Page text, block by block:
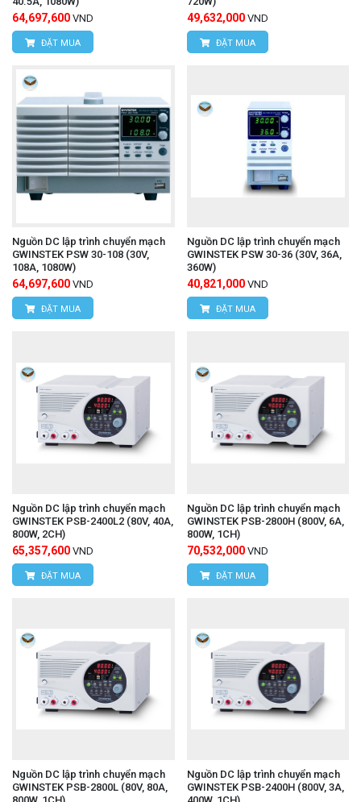
64,697,600 VND
ĐẶT MUA
49,632,000 VND
ĐẶT MUA
Nguồn DC lập trình chuyển mạch
GWINSTEK PSW 30-108 (30V,
108A, 1080W)
64,697,600 VND
ĐẶT MUA
Nguồn DC lập trình chuyển mạch
GWINSTEK PSW 30-36 (30V, 36A,
360W)
40,821,000 VND
ĐẶT MUA
Nguồn DC lập trình chuyển mạch
GWINSTEK PSB-2400L2 (80V, 40A,
800W, 2CH)
65,357,600 VND
ĐẶT MUA
Nguồn DC lập trình chuyển mạch
GWINSTEK PSB-2800H (800V, 6A,
800W, 1CH)
70,532,000 VND
ĐẶT MUA
Nguồn DC lập trình chuyển mạch
GWINSTEK PSB-2800L (80V, 80A,
Nguồn DC lập trình chuyển mạch
GWINSTEK PSB-2400H (800V, 3A,